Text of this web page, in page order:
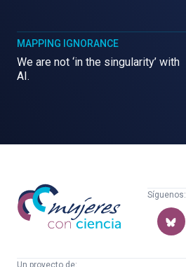
MAPPING IGNORANCE
We are not ‘in the singularity’ with
AI.
Mujeres
con
ciencia
Síguenos:
Un proyecto de: